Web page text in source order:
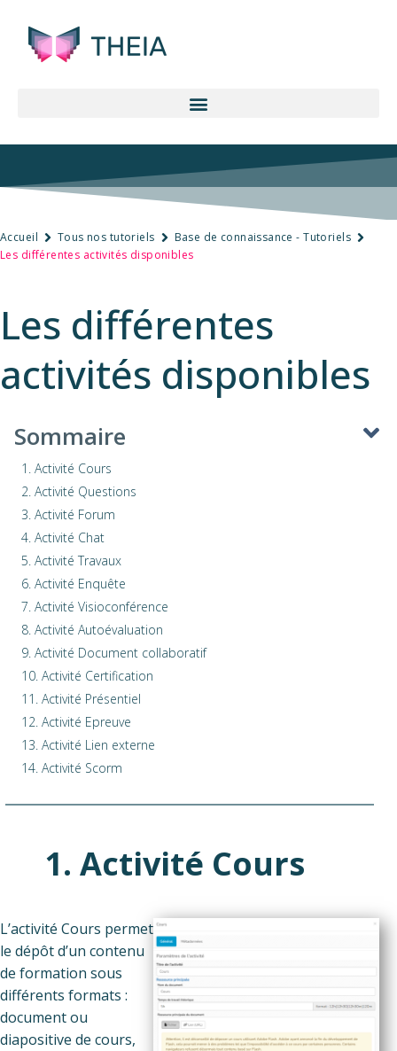
Accueil Tous nos tutoriels
Base de connaissance - Tutoriels
Les différentes activités disponibles
Les différentes
activités disponibles
Sommaire
1. Activité Cours
2. Activité Questions
3. Activité Forum
4. Activité Chat
5. Activité Travaux
6. Activité Enquête
7. Activité Visioconférence
8. Activité Autoévaluation
9. Activité Document collaboratif
10. Activité Certification
11. Activité Présentiel
12. Activité Epreuve
13. Activité Lien externe
14. Activité Scorm
1. Activité Cours
L’activité Cours permet
le dépôt d’un contenu
de formation sous
différents formats :
document ou
diapositive de cours,